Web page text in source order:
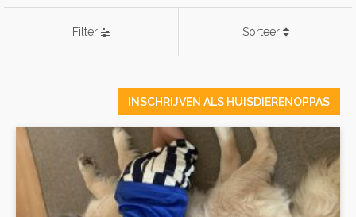
Filter Sorteer
INSCHRIJVEN ALS HUISDIERENOPPAS